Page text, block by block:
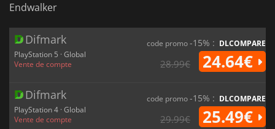
Endwalker
Difmark
PlayStation 5 · Global
Vente de compte
code promo-15% : DLCOMPARE
28.99€ 24.64€
Difmark
PlayStation 4 · Global
Vente de compte
code promo-15% : DLCOMPARE
29.99€ 25.49€